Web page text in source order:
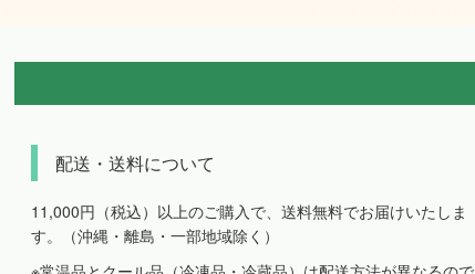
配送・送料について
11,000円（税込）以上のご購入で、送料無料でお届けいたしま
す。（沖縄・離島・一部地域除く）